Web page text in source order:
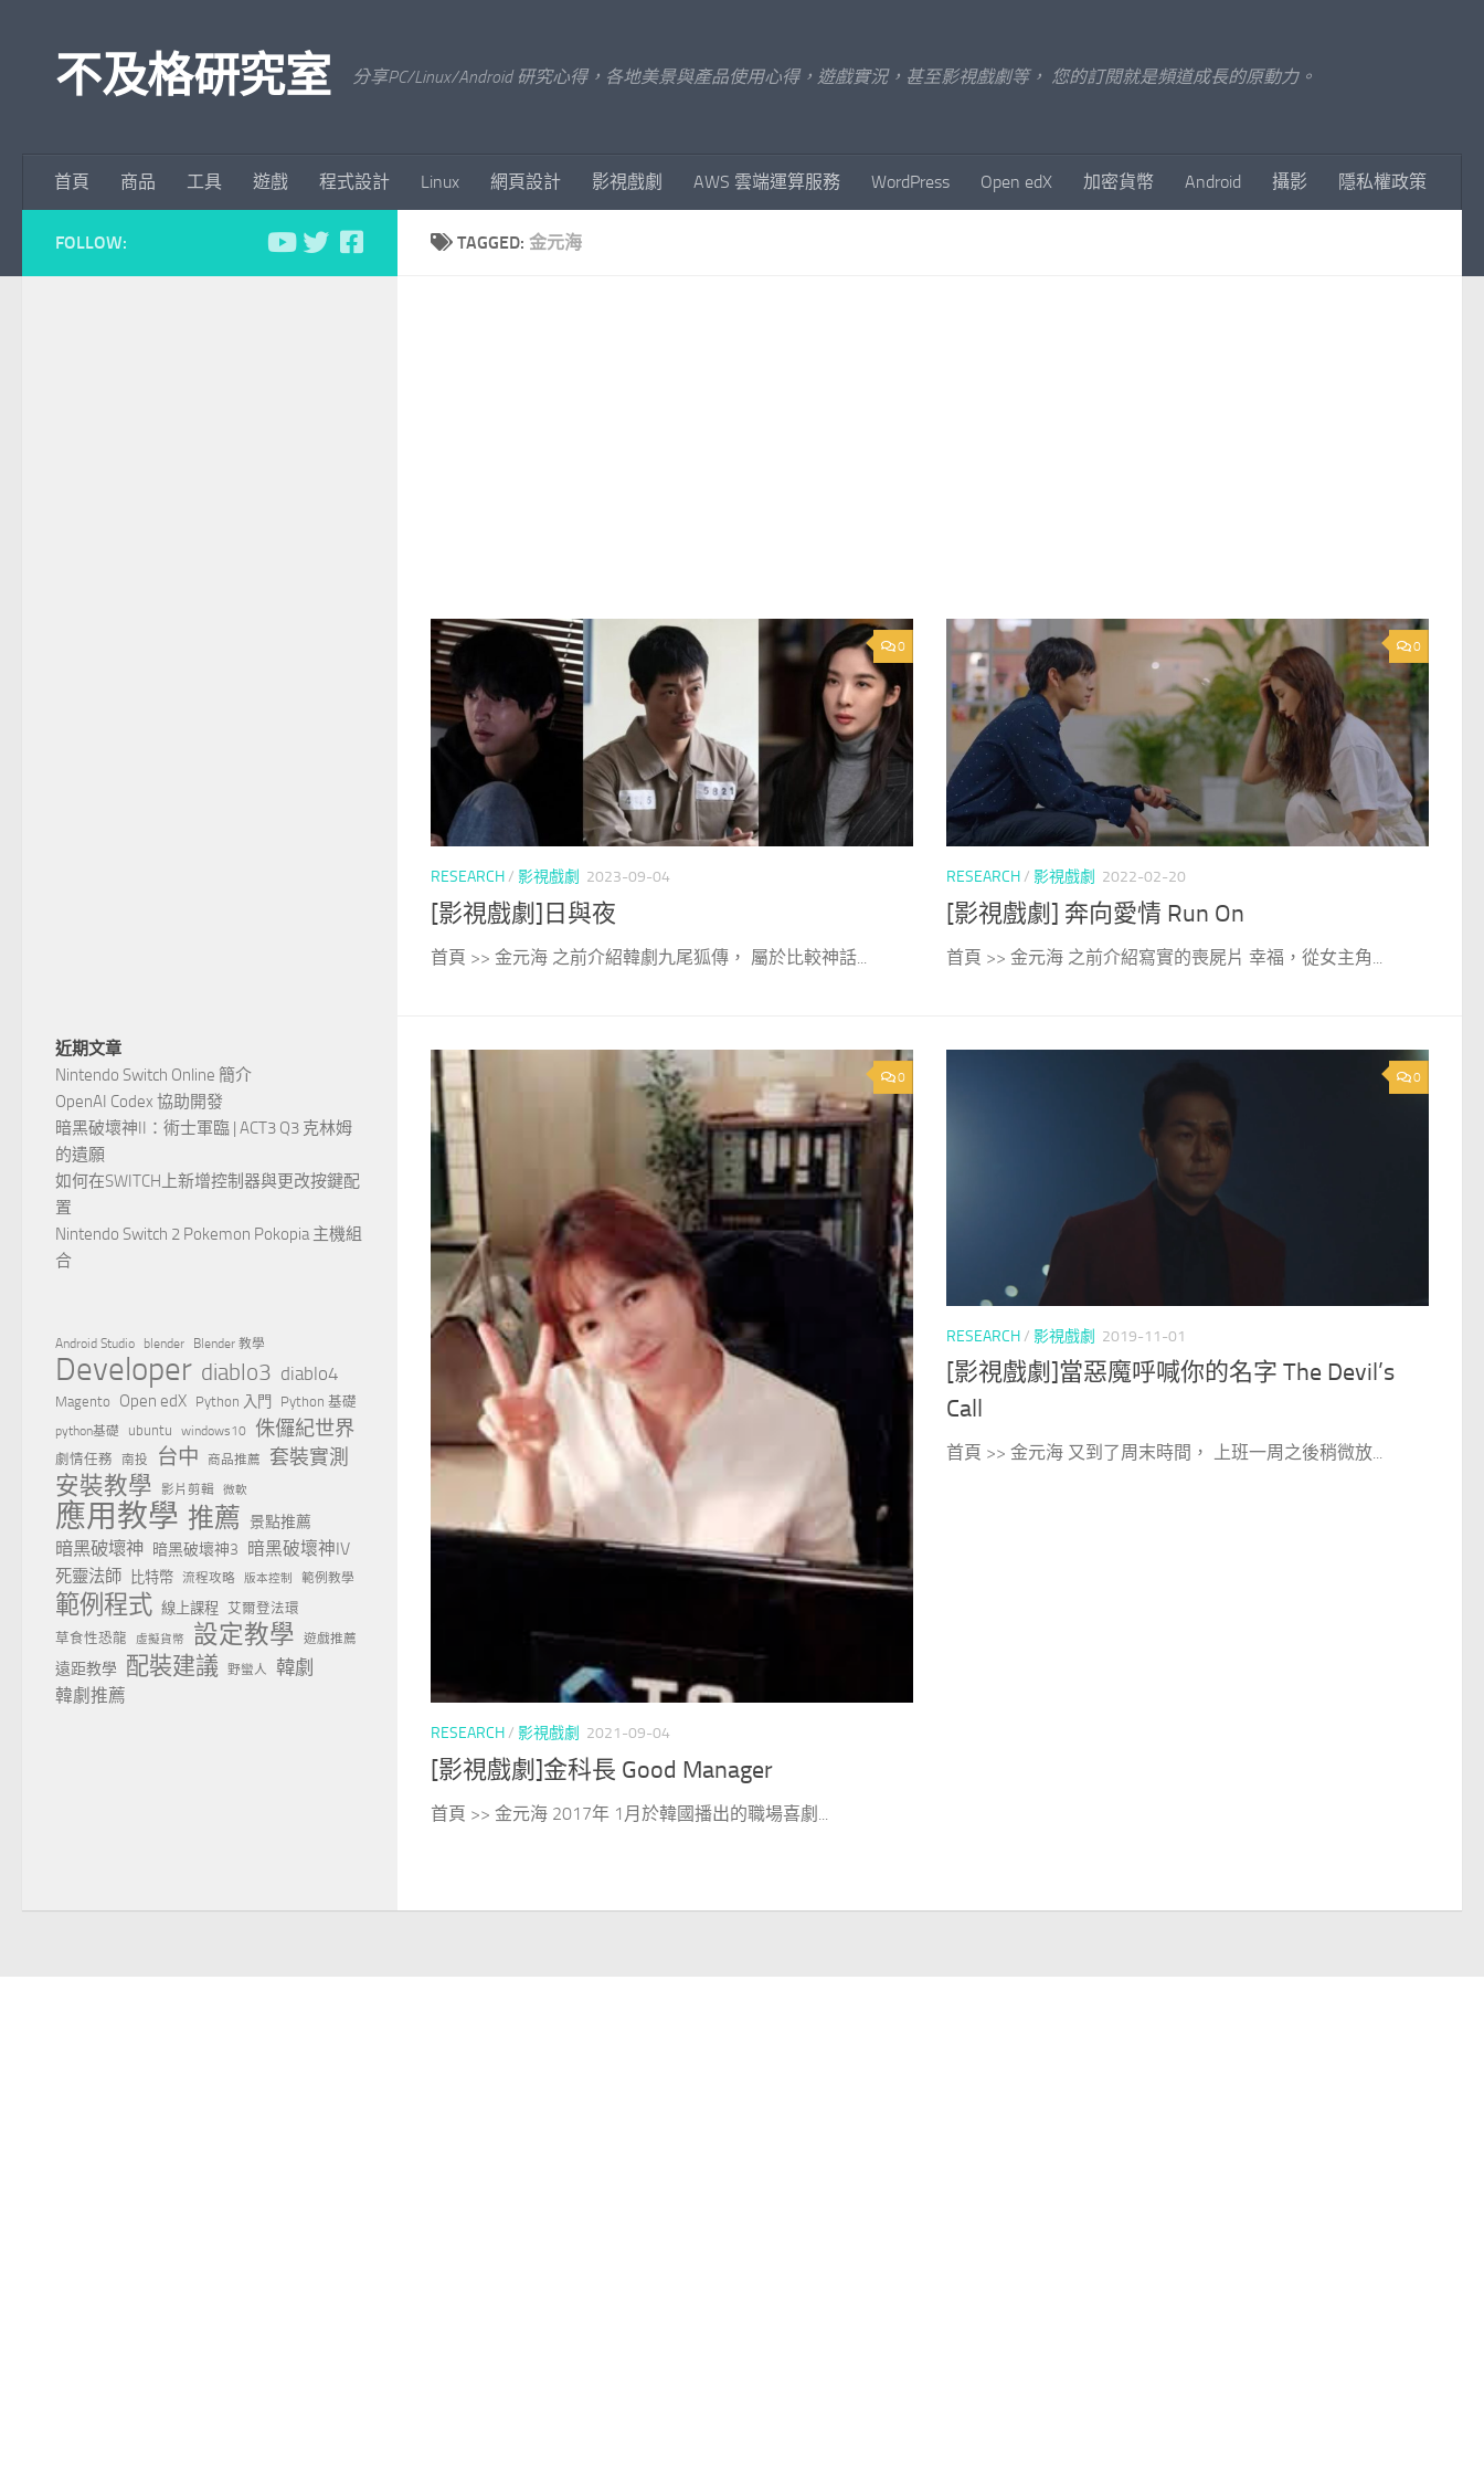
不及格研究室 分享PC/Linux/Android 研究心得，各地美景與產品使用心得，遊戲實況，甚至影視戲劇等， 您的訂閱就是頻道成長的原動力。
首頁 商品 工具 遊戲 程式設計 Linux 網頁設計 影視戲劇 AWS 雲端運算服務 WordPress Open edX 加密貨幣 Android 攝影 隱私權政策
TAGGED: 金元海
0
RESEARCH/ 影視戲劇 2023-09-04
[影視戲劇]日與夜
首頁 >> 金元海 之前介紹韓劇九尾狐傳， 屬於比較神話...
0
RESEARCH/ 影視戲劇 2022-02-20
[影視戲劇] 奔向愛情 Run On
首頁 >> 金元海 之前介紹寫實的喪屍片 幸福，從女主角...
0
RESEARCH/ 影視戲劇 2021-09-04
[影視戲劇]金科長 Good Manager
首頁 >> 金元海 2017年 1月於韓國播出的職場喜劇...
0
RESEARCH/ 影視戲劇 2019-11-01
[影視戲劇]當惡魔呼喊你的名字 The Devil’s
Call
首頁 >> 金元海 又到了周末時間， 上班一周之後稍微放...
FOLLOW:
近期文章
Nintendo Switch Online 簡介
OpenAI Codex 協助開發
暗黑破壞神II：術士軍臨 | ACT3 Q3 克林姆
的遺願
如何在SWITCH上新增控制器與更改按鍵配
置
Nintendo Switch 2 Pokemon Pokopia 主機組
合
Android Studio blender Blender 教學
Developer diablo3 diablo4
Magento Open edX Python 入門 Python 基礎
python基礎 ubuntu windows10 侏儸紀世界
劇情任務 南投 台中 商品推薦 套裝實測
安裝教學 影片剪輯 微軟
應用教學 推薦 景點推薦
暗黑破壞神 暗黑破壞神3 暗黑破壞神IV
死靈法師 比特幣 流程攻略 版本控制 範例教學
範例程式 線上課程
艾爾登法環
草食性恐龍
虛擬貨幣 設定教學 遊戲推薦
遠距教學 配裝建議 野蠻人 韓劇
韓劇推薦